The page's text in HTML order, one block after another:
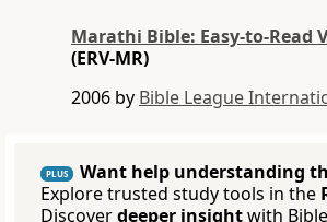
Marathi Bible: Easy-to-Read
(ERV-MR)
2006 by Bible League
PLUS
Want help understanding
Explore trusted study tools in the
Discoverdeeper insightwith